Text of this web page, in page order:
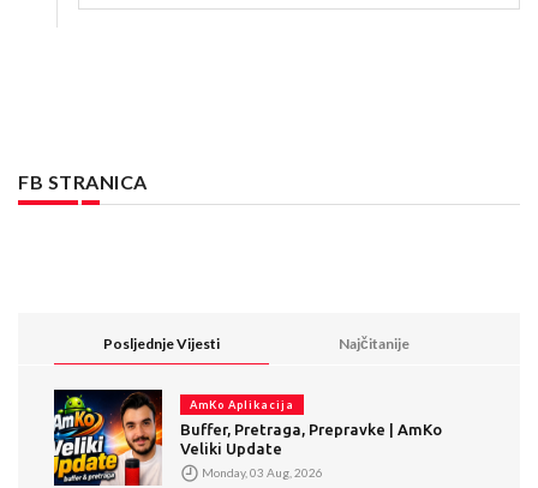
FB STRANICA
Posljednje Vijesti Najčitanije
AmKo Aplikacija
Buffer, Pretraga, Prepravke | AmKo
Veliki Update
Monday, 03 Aug, 2026